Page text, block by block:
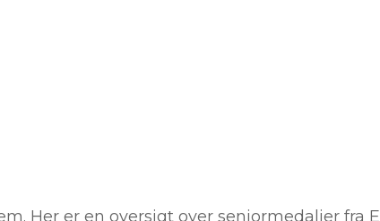
Her er en oversigt over seniormedaljer fra